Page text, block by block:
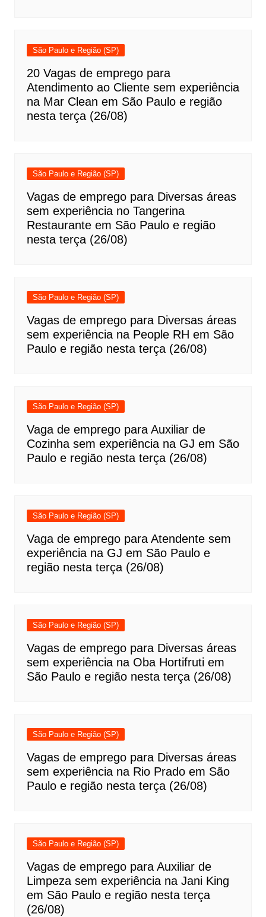
São Paulo e Região (SP)
20 Vagas de emprego para
Atendimento ao Cliente sem experiência
na Mar Clean em São Paulo e região
nesta terça (26/08)
São Paulo e Região (SP)
Vagas de emprego para Diversas áreas
sem experiência no Tangerina
Restaurante em São Paulo e região
nesta terça (26/08)
São Paulo e Região (SP)
Vagas de emprego para Diversas áreas
sem experiência na People RH em São
Paulo e região nesta terça (26/08)
São Paulo e Região (SP)
Vaga de emprego para Auxiliar de
Cozinha sem experiência na GJ em São
Paulo e região nesta terça (26/08)
São Paulo e Região (SP)
Vaga de emprego para Atendente sem
experiência na GJ em São Paulo e
região nesta terça (26/08)
São Paulo e Região (SP)
Vagas de emprego para Diversas áreas
sem experiência na Oba Hortifruti em
São Paulo e região nesta terça (26/08)
São Paulo e Região (SP)
Vagas de emprego para Diversas áreas
sem experiência na Rio Prado em São
Paulo e região nesta terça (26/08)
São Paulo e Região (SP)
Vagas de emprego para Auxiliar de
Limpeza sem experiência na Jani King
em São Paulo e região nesta terça
(26/08)